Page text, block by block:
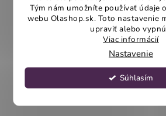
Tým nám umožníte používať údaje
webu Olashop.sk. Toto nastavenie
upraviť alebo
Viac informácií
Nastavenie
Súhlasím